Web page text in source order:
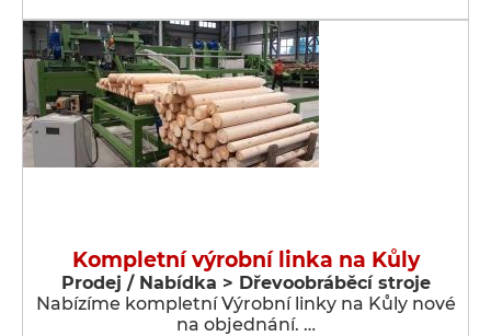
Kompletní výrobní linka na Kůly
Prodej / Nabídka > Dřevoobráběcí stroje
Nabízíme kompletní Výrobní linky na Kůly nové
na objednání. …